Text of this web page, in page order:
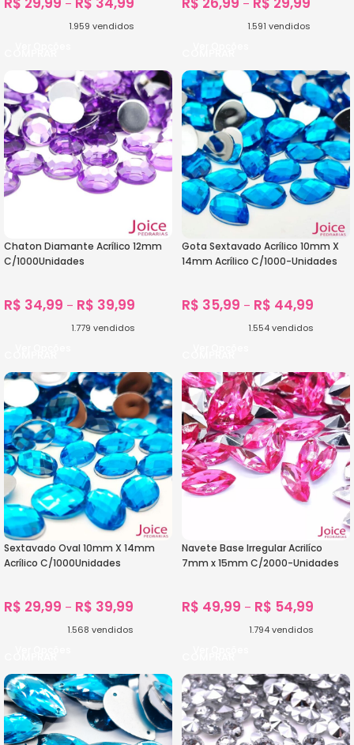
–
1.959 vendidos
–
1.591 vendidos
Chaton Diamante Acrílico 12mm
C/1000Unidades
R$ 34,99 – R$ 39,99
1.779 vendidos
Gota Sextavado Acrílico 10mm X
14mm Acrílico C/1000-Unidades
R$ 35,99 – R$ 44,99
1.554vendidos
Sextavado Oval 10mm X 14mm
Acrílico C/1000Unidades
R$ 29,99 – R$ 39,99
1.568 vendidos
Navete Base Irregular Acrilíco
7mm x 15mm C/2000-Unidades
R$ 49,99 – R$ 54,99
1.794vendidos